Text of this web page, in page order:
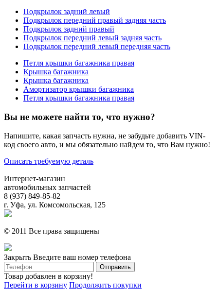
Подкрылок задний левый
Подкрылок передний правый задняя часть
Подкрылок задний правый
Подкрылок передний левый задняя часть
Подкрылок передний левый передняя часть
Петля крышки багажника правая
Крышка багажника
Крышка багажника
Амортизатор крышки багажника
Петля крышки багажника правая
Вы не можете найти то, что нужно?
Напишите, какая запчасть нужна, не забудьте добавить VIN-
код своего авто, и мы обязательно найдем то, что Вам нужно!
Описать требуемую деталь
Интернет-магазин
автомобильных запчастей
8 (937) 849-85-82
г. Уфа, ул. Комсомольская, 125
© 2011 Все права защищены
Закрыть Введите ваш номер телефона
Товар добавлен в корзину!
Перейти в корзину Продолжить покупки